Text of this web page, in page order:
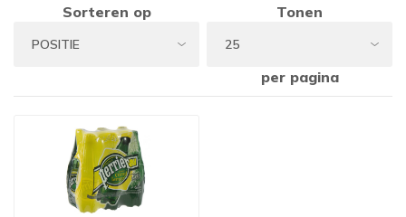
Sorteren op Tonen
per pagina